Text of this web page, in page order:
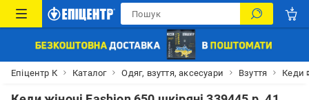
Епіцентр К Каталог Одяг, взуття, аксесуари Взуття Кеди